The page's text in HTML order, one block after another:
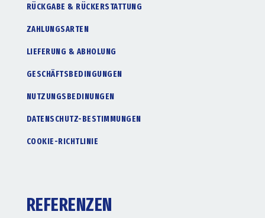
RÜCKGABE & RÜCKERSTATTUNG
ZAHLUNGSARTEN
LIEFERUNG & ABHOLUNG
GESCHÄFTSBEDINGUNGEN
NUTZUNGSBEDINUNGEN
DATENSCHUTZ-BESTIMMUNGEN
COOKIE-RICHTLINIE
REFERENZEN